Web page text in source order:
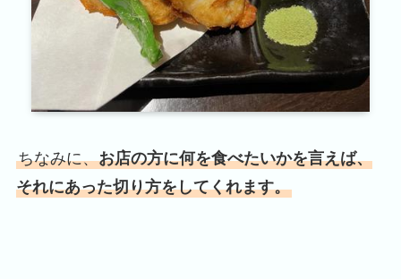
ちなみに、お店の方に何を食べたいかを言えば、
それにあった切り方をしてくれます。